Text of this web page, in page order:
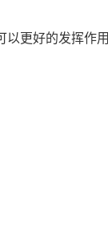
以更好的发挥作用